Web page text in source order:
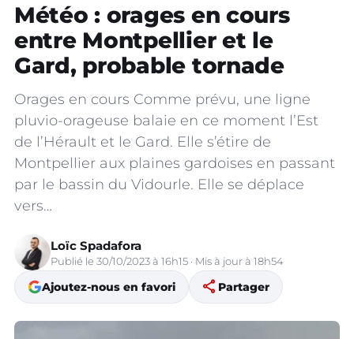
Météo : orages en cours
entre Montpellier et le
Gard, probable tornade
Orages en cours Comme prévu, une ligne
pluvio-orageuse balaie en ce moment l’Est
de l’Hérault et le Gard. Elle s’étire de
Montpellier aux plaines gardoises en passant
par le bassin du Vidourle. Elle se déplace
vers…
Loïc Spadafora
Publié le 30/10/2023 à 16h15 · Mis à jour à 18h54
Ajoutez-nous en favori share Partager